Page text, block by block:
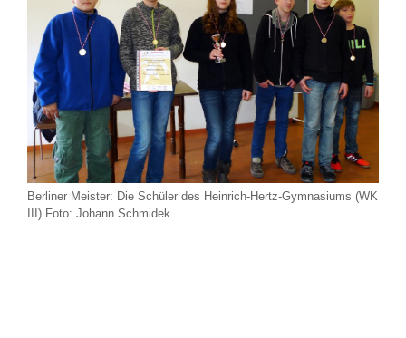
Berliner Meister: Die Schüler des Heinrich-Hertz-Gymnasiums (WK
III) Foto: Johann Schmidek